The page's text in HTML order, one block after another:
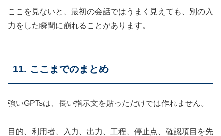
ここを見ないと、最初の会話ではうまく見えても、別の入
力をした瞬間に崩れることがあります。
11. ここまでのまとめ
強いGPTsは、長い指示文を貼っただけでは作れません。
目的、利用者、入力、出力、工程、停止点、確認項目を先